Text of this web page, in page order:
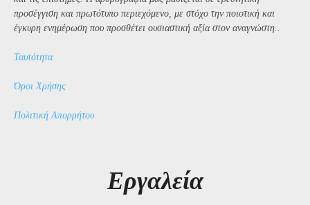
προσέγγιση και πρωτότυπο περιεχόμενο, με στόχο την ποιοτική και
έγκυρη ενημέρωση που προσθέτει ουσιαστική αξία στον αναγνώστη..
Ταυτότητα
Όροι Χρήσης
Πολιτική Απορρήτου
Εργαλεία